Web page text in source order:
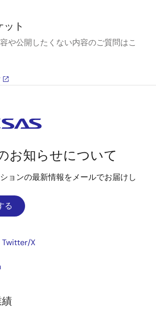
ト
や公開したくない内容のご質問はこ
お知らせについて
ョンの最新情報をメールでお届けし
る
Twitter/X